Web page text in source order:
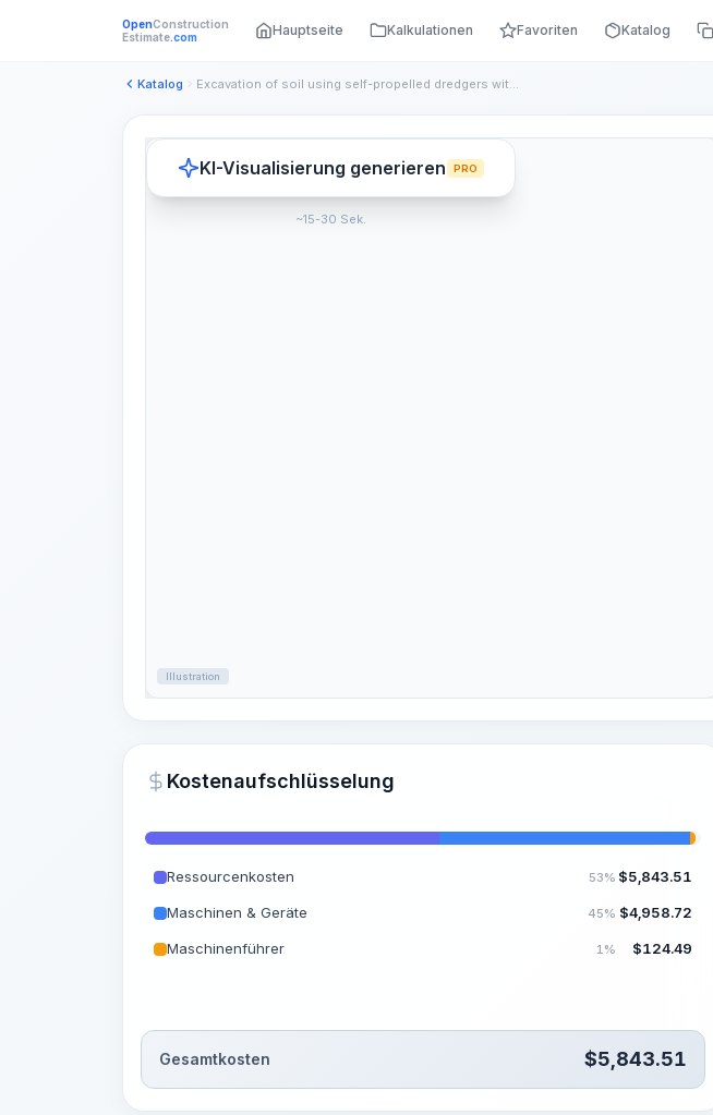
OpenConstruction
Estimate.com Hauptseite Kalkulationen Favoriten Katalog
Katalog Excavation of soil using self-propelled dredgers with a hold...
Illustration
KI-Visualisierung generieren PRO
~15-30 Sek.
Kostenaufschlüsselung
Ressourcenkosten 53% $5,843.51
Maschinen & Geräte 45% $4,958.72
Maschinenführer 1% $124.49
Gesamtkosten $5,843.51